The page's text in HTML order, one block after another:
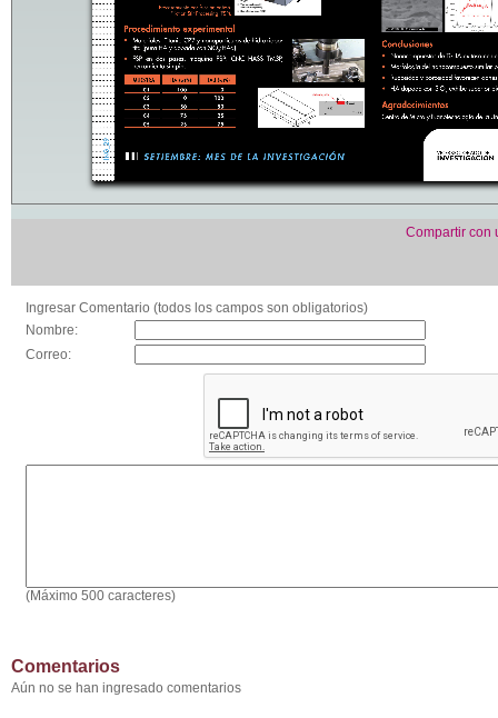
Compartir con
Ingresar Comentario (todos los campos son obligatorios)
Nombre:
Correo:
(Máximo 500 caracteres)
Comentarios
Aún no se han ingresado comentarios